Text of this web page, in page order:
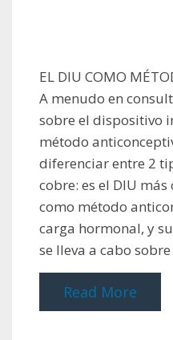
EL DIU COMO
A menudo en
sobre el dispositivo
método
diferenciar entre 2
cobre: es el DIU
como método
carga hormonal, y
se lleva a cabo sobre
Read More